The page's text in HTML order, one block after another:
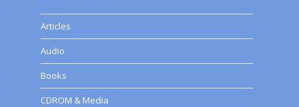
Articles
Audio
Books
CDROM & Media